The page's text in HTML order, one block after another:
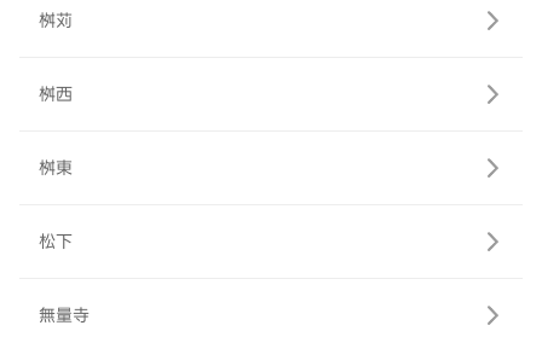
桝苅
桝西
桝東
松下
無量寺